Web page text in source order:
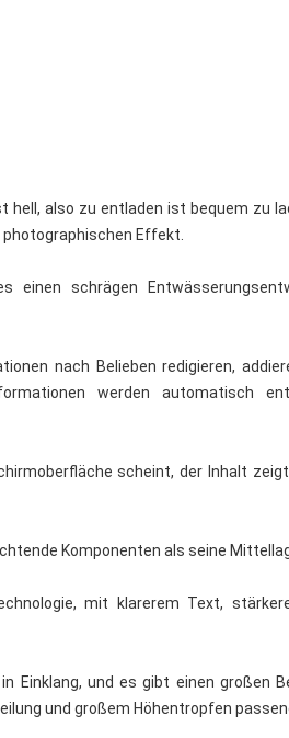
also zu entladen ist bequem zu
photographischen Effekt.
einen schrägen
nach Belieben redigieren,
werden automatisch
scheint, der Inhalt
Komponenten als seine
mit klarerem Text,
Einklang, und es gibt einen großen
und großem Höhentropfen